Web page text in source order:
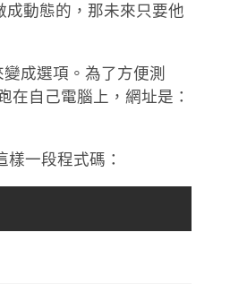
動態的，那未來只要他
成選項。為了方便測
自己電腦上，網址是：
一段程式碼：